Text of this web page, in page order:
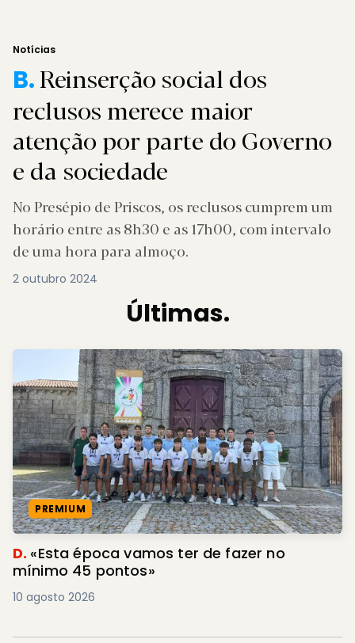
Notícias
B.Reinserção social dos
reclusos merece maior
atenção por parte do Governo
e da sociedade
No Presépio de Priscos, os reclusos cumprem um
horário entre as 8h30 e as 17h00, com intervalo
de uma hora para almoço.
2 outubro 2024
Últimas.
PREMIUM
D. «Esta época vamos ter de fazer no
mínimo 45 pontos»
10 agosto 2026